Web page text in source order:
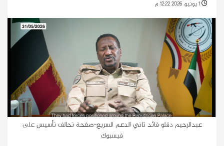
عبدالرحيم دقلو قائد ثاني الدعم السريع-صفحة تحالف تأسيس على
فيسبوك